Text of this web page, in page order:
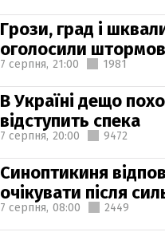
Грози, град і
оголосили
7 серпня, 21:00 1981
В Україні дещо
відступить спека
7 серпня, 20:00 9472
Синоптикиня
очікувати після
7 серпня, 08:00 2449